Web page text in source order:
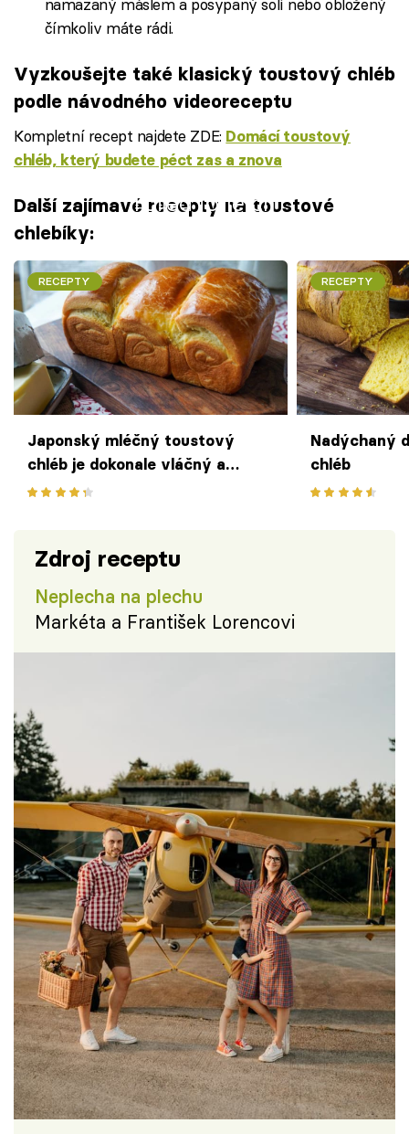
čímkoliv máte rádi.
Vyzkoušejte také klasický toustový chléb
podle návodného videoreceptu
Kompletní recept najdete ZDE: Domácí toustový
chléb, který budete péct zas a znova
Failed to fetch
Další zajímavé recepty na toustové
chlebíky:
RECEPTY
Japonský mléčný toustový
chléb je dokonale vláčný a
nadýchaný
RECEPTY
Nadýchaný
chléb
Zdroj receptu
Neplecha na plechu
Markéta a František Lorencovi